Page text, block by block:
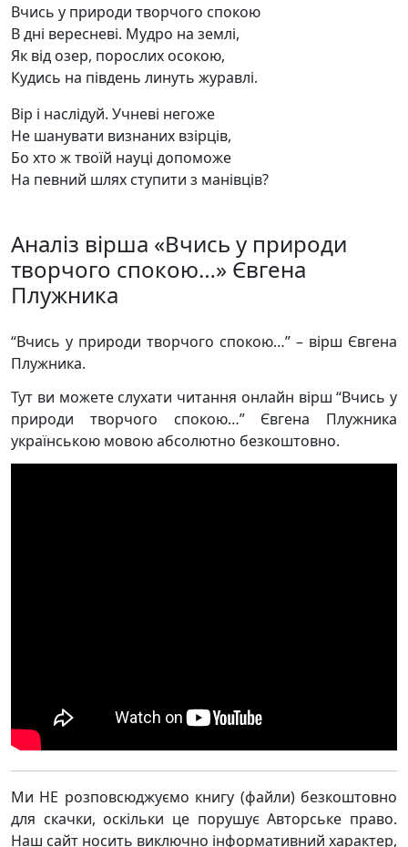
Вчись у природи творчого спокою
В дні вересневі. Мудро на землі,
Як від озер, порослих осокою,
Кудись на південь линуть журавлі.
Вір і наслідуй. Учневі негоже
Не шанувати визнаних взірців,
Бо хто ж твоїй науці допоможе
На певний шлях ступити з манівців?
Аналіз вірша «Вчись у природи
творчого спокою…» Євгена
Плужника
“Вчись у природи творчого спокою…” – вірш Євгена
Плужника.
Тут ви можете слухати читання онлайн вірш “Вчись у
природи творчого спокою…” Євгена Плужника
українською мовою абсолютно безкоштовно.
Ми НЕ розповсюджуємо книгу (файли) безкоштовно
для скачки, оскільки це порушує Авторське право.
Наш сайт носить виключно інформативний характер,